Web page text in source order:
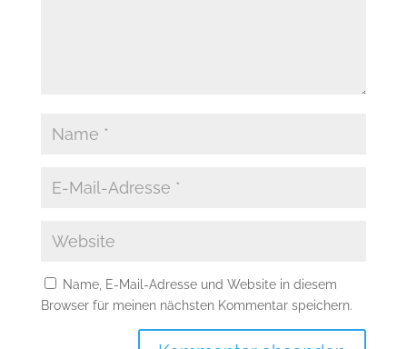
Name, E-Mail-Adresse und Website in diesem
Browser für meinen nächsten Kommentar speichern.